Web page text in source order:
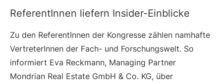
ReferentInnen liefern Insider-Einblicke
Zu den ReferentInnen der Kongresse zählen namhafte
VertreterInnen der Fach- und Forschungswelt. So
informiert Eva Reckmann, Managing Partner
Mondrian Real Estate GmbH & Co. KG, über